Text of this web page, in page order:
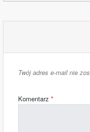
Twój adres e-mail nie
Komentarz *